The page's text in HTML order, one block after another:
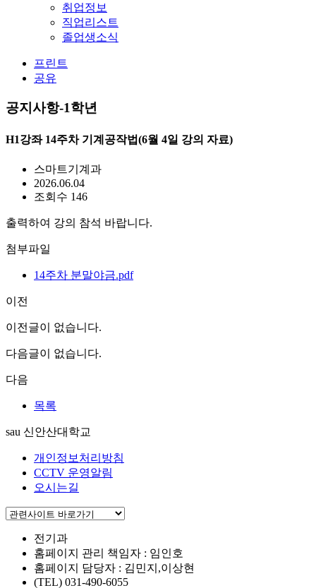
취업정보
직업리스트
졸업생소식
프린트
공유
공지사항-1학년
H1강좌 14주차 기계공작법(6월 4일 강의 자료)
스마트기계과
2026.06.04
조회수 146
출력하여 강의 참석 바랍니다.
첨부파일
14주차 분말야금.pdf
이전
이전글이 없습니다.
다음글이 없습니다.
다음
목록
sau 신안산대학교
개인정보처리방침
CCTV 운영알림
오시는길
전기과
홈페이지 관리 책임자 : 임인호
홈페이지 담당자 : 김민지,이상현
(TEL) 031-490-6055